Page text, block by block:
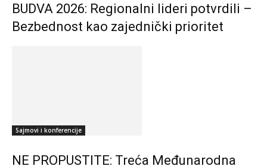
BUDVA 2026: Regionalni lideri potvrdili –
Bezbednost kao zajednički prioritet
Sajmovi i konferencije
NE PROPUSTITE: Treća Međunarodna